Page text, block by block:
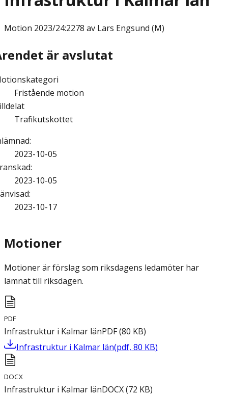
Motion 2023/24:2278 av Lars Engsund (M)
är avslutat
Fristående motion
Trafikutskottet
:
2023-10-05
:
2023-10-05
:
2023-10-17
Motioner
Motioner är förslag som riksdagens ledamöter har
lämnat till riksdagen.
PDF
Infrastruktur i Kalmar länPDF(80 KB)
Infrastruktur i Kalmar län(pdf, 80 KB)
DOCX
Infrastruktur i Kalmar länDOCX(72 KB)